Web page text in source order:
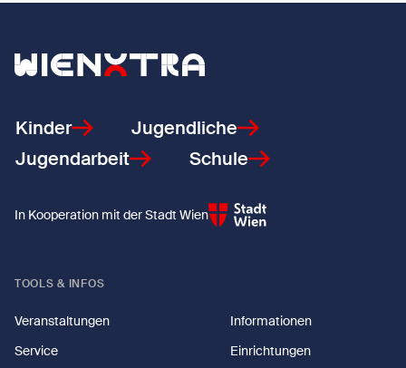
Zurück zur Startseite
Kinder
Jugendliche
Jugendarbeit
Schule
In Kooperation mit der Stadt Wien
TOOLS & INFOS
Veranstaltungen
Informationen
Service
Einrichtungen